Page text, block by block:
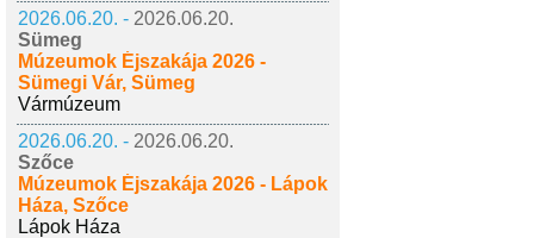
2026.06.20. - 2026.06.20.
Sümeg
Múzeumok Éjszakája 2026 -
Sümegi Vár, Sümeg
Vármúzeum
2026.06.20. - 2026.06.20.
Szőce
Múzeumok Éjszakája 2026 - Lápok
Háza, Szőce
Lápok Háza